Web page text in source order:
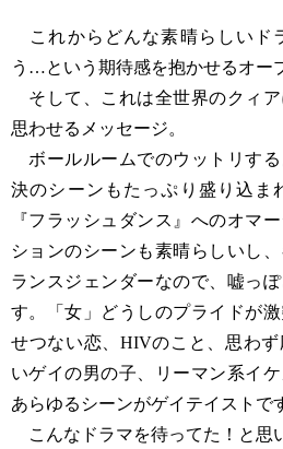
これからどんな素晴らしいド
う…という期待感を抱かせるオー
そして、これは全世界のクィア
思わせるメッセージ。
ボールルームでのウットリす
決のシーンもたっぷり盛り込ま
『フラッシュダンス』へのオマ
ションのシーンも素晴らしいし
ランスジェンダーなので、嘘っ
す。「女」どうしのプライドが
せつない恋、HIVのこと、思わ
いゲイの男の子、リーマン系イ
あらゆるシーンがゲイテイストで
こんなドラマを待ってた！と思